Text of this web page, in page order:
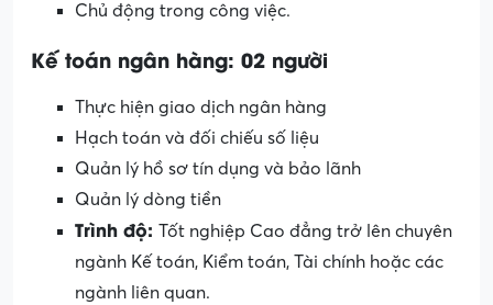
Chủ động trong công việc.
Kế toán ngân hàng: 02 người
Thực hiện giao dịch ngân hàng
Hạch toán và đối chiếu số liệu
Quản lý hồ sơ tín dụng và bảo lãnh
Quản lý dòng tiền
Trình độ: Tốt nghiệp Cao đẳng trở lên chuyên
ngành Kế toán, Kiểm toán, Tài chính hoặc các
ngành liên quan.